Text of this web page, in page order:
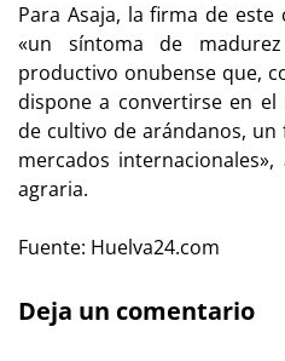
Para Asaja, la firma de
«un síntoma de
productivo onubense que,
dispone a convertirse en
de cultivo de arándanos,
mercados
agraria.
Fuente: Huelva24.com
Deja un comentario